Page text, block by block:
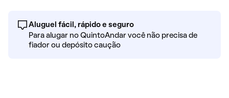
Aluguel fácil, rápido e seguro
Para alugar no QuintoAndar você não precisa de
fiador ou depósito caução